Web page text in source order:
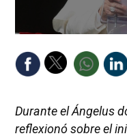
Durante el Ángelus
reflexionó sobre el